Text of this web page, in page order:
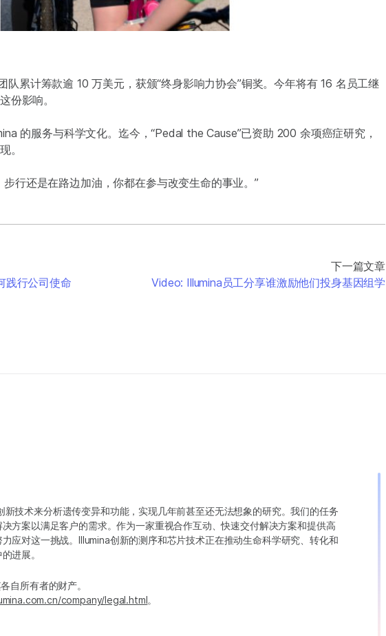
队累计筹款逾 10 万美元，获颁“终身影响力协会”铜奖。今年将有 16 名员工继
份影响。
的服务与科学文化。迄今，“Pedal the Cause”已资助 200 余项癌症研究，
。
行还是在路边加油，你都在参与改变生命的事业。”
践行公司使命
下一篇文章
Video: Illumina员工分享谁激励他们投身基因组学
新技术来分析遗传变异和功能，实现几年前甚至还无法想象的研究。我们的任务
方案以满足客户的需求。作为一家重视合作互动、快速交付解决方案和提供高
应对这一挑战。Illumina创新的测序和芯片技术正在推动生命科学研究、转化和
进展。
自所有者的财产。
company/legal.html。